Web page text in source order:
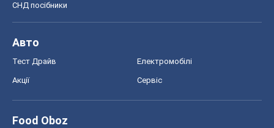
СНД посібники
Авто
Тест Драйв Електромобілі
Акції Сервіс
Food Oboz